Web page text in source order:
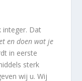
integer. Dat
en doen wat je
in eerste
sterk
wij u. Wij